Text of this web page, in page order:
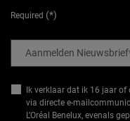
Required (*)
Aanmelden Nieuwsbrief
Ik verklaar dat ik 16 jaar of
via directe e-
L’Oréal Benelux, evenals